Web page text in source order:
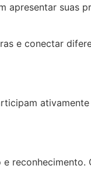
apresentar suas
e conectar
reconhecimento.